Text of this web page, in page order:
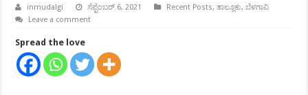
inmudalgi ಸೆಪ್ಟೆಂಬರ್ 6, 2021 Recent Posts,ತಾಲ್ಲೂಕು,ಬೆಳಗಾವಿ
Leave a comment
Spread the love